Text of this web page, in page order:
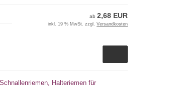
ab 2,68 EUR
inkl. 19 % MwSt. zzgl. Versandkosten
Halteriemen für